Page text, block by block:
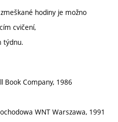
hodiny je možno
cvičení,
týdnu.
Book Company, 1986
WNT Warszawa, 1991